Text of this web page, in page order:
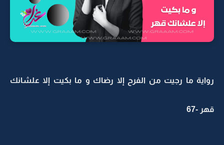
رواية ما رجيت من الفرح إلا رضاك و ما بكيت إلا علشانك
قهر -67